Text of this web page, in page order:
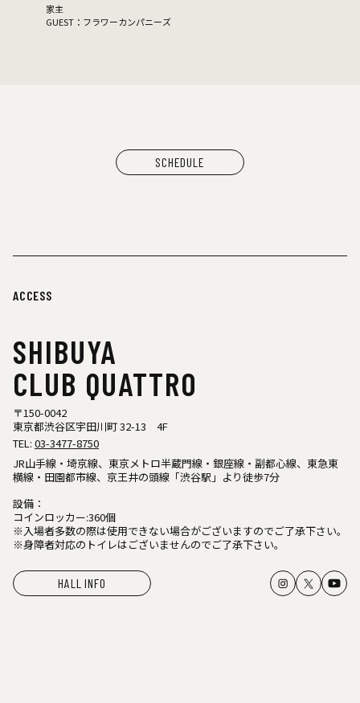
家主
GUEST：フラワーカンパニーズ
SCHEDULE
ACCESS
SHIBUYA
CLUB QUATTRO
〒150-0042
東京都渋谷区宇田川町 32-13 4F
TEL: 03-3477-8750
JR山手線・埼京線、東京メトロ半蔵門線・銀座線・副都心線、東急東
横線・田園都市線、京王井の頭線「渋谷駅」より徒歩7分
設備：
コインロッカー:360個
※入場者多数の際は使用できない場合がございますのでご了承下さい。
※身障者対応のトイレはございませんのでご了承下さい。
HALL INFO